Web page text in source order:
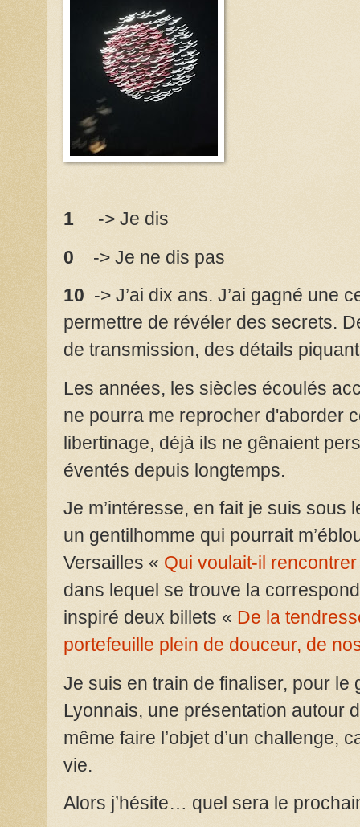
1
-> Je dis
0
-> Je ne dis pas
10 -> J’ai dix ans. J’ai gagné une
permettre de révéler des secrets.
de transmission, des détails
Les années, les siècles écoulés
ne pourra me reprocher d'aborder
libertinage, déjà ils ne gênaient
éventés depuis longtemps.
Je m’intéresse, en fait je suis sous
un gentilhomme qui pourrait
Versailles « Qui voulait-il
dans lequel se trouve la
inspiré deux billets « De la
portefeuille plein de douceur, de
Je suis en train de finaliser, pour le
Lyonnais, une présentation autour
même faire l’objet d’un challenge,
vie.
Alors j’hésite… quel sera le